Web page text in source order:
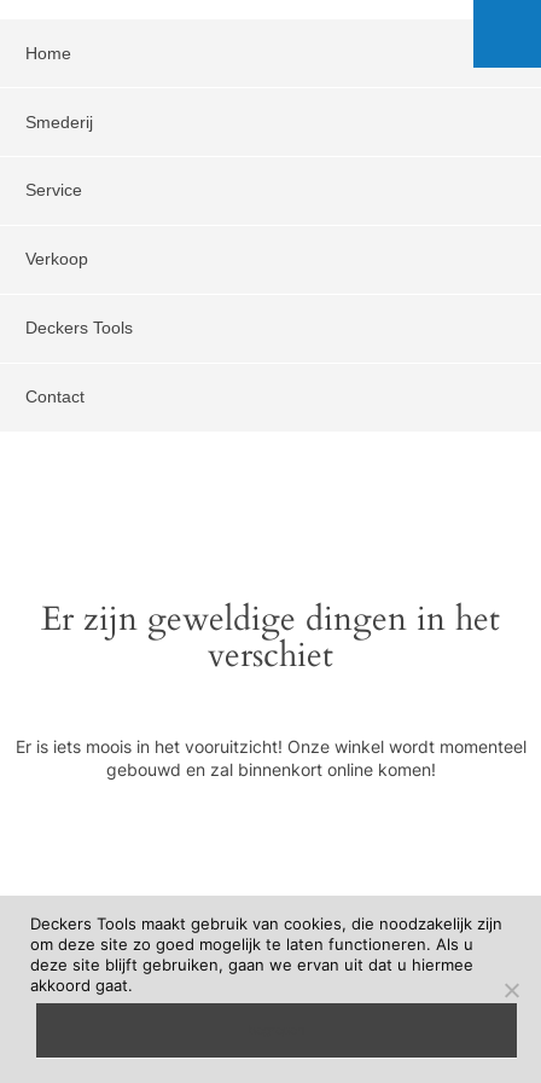
Home
Smederij
Service
Verkoop
Deckers Tools
Contact
Er zijn geweldige dingen in het
verschiet
Er is iets moois in het vooruitzicht! Onze winkel wordt momenteel
gebouwd en zal binnenkort online komen!
Deckers Tools maakt gebruik van cookies, die noodzakelijk zijn
om deze site zo goed mogelijk te laten functioneren. Als u
deze site blijft gebruiken, gaan we ervan uit dat u hiermee
akkoord gaat.